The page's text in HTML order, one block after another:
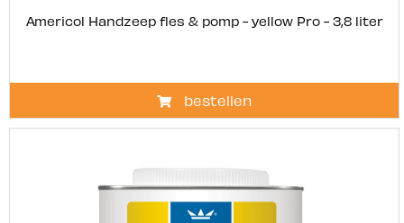
Americol Handzeep fles & pomp - yellow Pro - 3,8 liter
bestellen